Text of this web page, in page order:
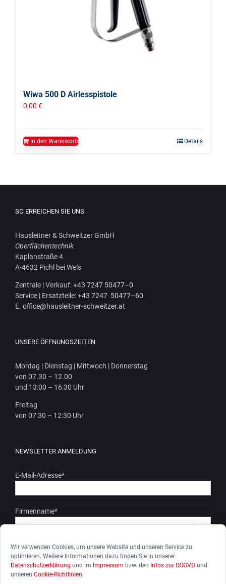
Wir verwenden Cookies, um unsere Website und unseren Service zu
optimieren. Weitere Informationen dazu finden Sie in unserer
Datenschutzerklärung und im Impressum bzw. den Infos zur DSGVO und
unseren Cookie-Richtlinien.
Wiwa 500 D Airlesspistole
0,00 €
In den Warenkorb Details
SO ERREICHEN SIE UNS
Haus­leit­ner & Schweit­zer GmbH
Ober­flä­chen­tech­nik
Kaplan­stra­ße 4
A‑4632 Pichl bei Wels
Zen­tra­le | Ver­kauf:+43 7247 50477–0
Ser­vice | Ersatz­tei­le:+43 7247 50477–60
E. office@hausleitner-schweitzer.at
UNSERE ÖFFNUNGSZEITEN
Mon­tag | Diens­tag | Mitt­woch | Donnerstag
von 07.30 – 12.00
und 13:00 – 16:30 Uhr
Frei­tag
von 07:30 – 12:30 Uhr
NEWSLETTER ANMELDUNG
E-Mail-Adresse*
Firmenname*
Ich stimme zu, dass meine personenbezogenen Daten gem.
unserer Datenschutzerkärung genutzt werden. Ich kann die
Zustimmung zur Datenverarbeitung jederzeit widerrufen.